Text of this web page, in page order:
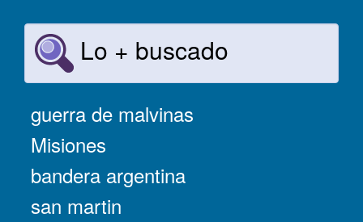
Lo + buscado
guerra de malvinas
Misiones
bandera argentina
san martin